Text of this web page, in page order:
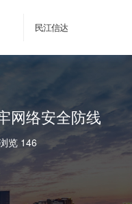
民江信达
网络安全防线
览 146